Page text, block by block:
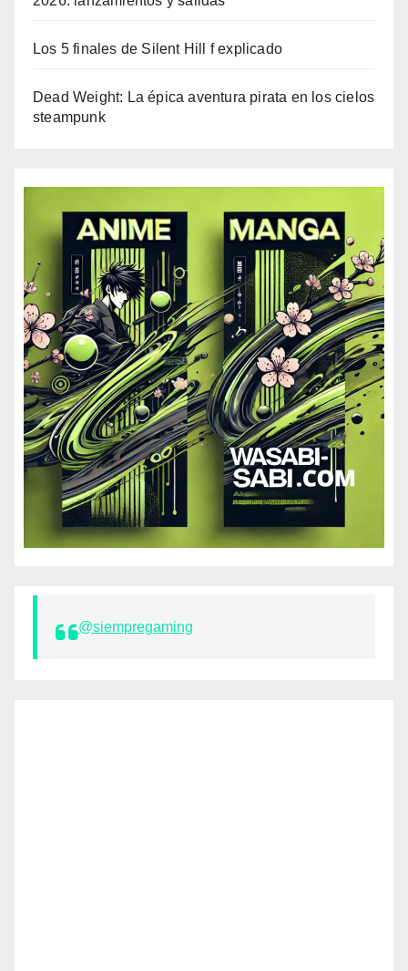
Los 5 finales de Silent Hill f explicado
Dead Weight: La épica aventura pirata en los cielos
steampunk
@siempregaming